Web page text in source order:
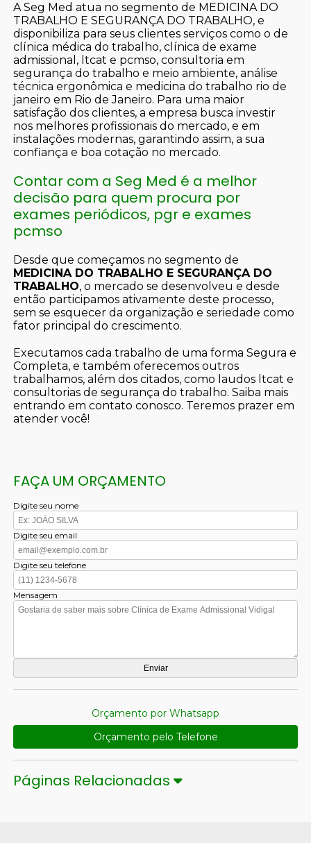
A Seg Med atua no segmento de MEDICINA DO
TRABALHO E SEGURANÇA DO TRABALHO, e
disponibiliza para seus clientes serviços como o de
clínica médica do trabalho, clínica de exame
admissional, ltcat e pcmso, consultoria em
segurança do trabalho e meio ambiente, análise
técnica ergonômica e medicina do trabalho rio de
janeiro em Rio de Janeiro. Para uma maior
satisfação dos clientes, a empresa busca investir
nos melhores profissionais do mercado, e em
instalações modernas, garantindo assim, a sua
confiança e boa cotação no mercado.
Contar com a Seg Med é a melhor
decisão para quem procura por
exames periódicos, pgr e exames
pcmso
Desde que começamos no segmento de
MEDICINA DO TRABALHO E SEGURANÇA DO
TRABALHO, o mercado se desenvolveu e desde
então participamos ativamente deste processo,
sem se esquecer da organização e seriedade como
fator principal do crescimento.
Executamos cada trabalho de uma forma Segura e
Completa, e também oferecemos outros
trabalhamos, além dos citados, como laudos ltcat e
consultorias de segurança do trabalho. Saiba mais
entrando em contato conosco. Teremos prazer em
atender você!
FAÇA UM ORÇAMENTO
Digite seu nome
Digite seu email
Digite seu telefone
Mensagem
Orçamento por Whatsapp
Orçamento pelo Telefone
Páginas Relacionadas